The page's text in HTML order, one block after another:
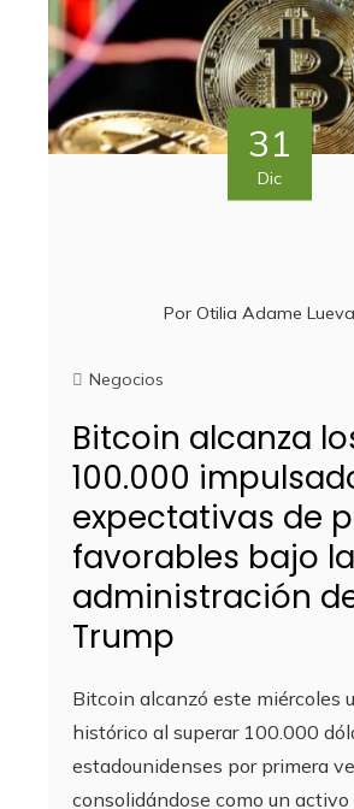
31
Dic
Por Otilia Adame
Negocios
Bitcoin alcanza
100.000
expectativas de
favorables bajo la
administración
Trump
Bitcoin alcanzó este miércoles
histórico al superar 100.000
estadounidenses por primera
consolidándose como un activo